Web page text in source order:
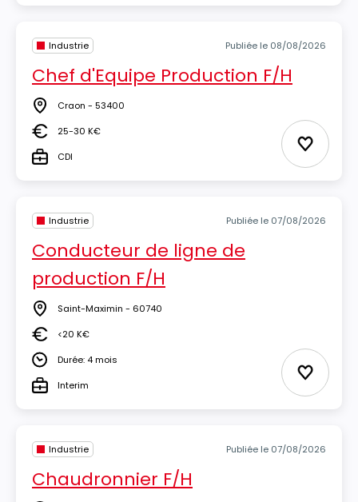
Industrie Publiée le 08/08/2026
Chef d'Equipe Production F/H
Lieu Craon - 53400
Salaire25-30 K€
TypeCDI Ajouter
Industrie Publiée le 07/08/2026
Conducteur de ligne de
production F/H
Lieu Saint-Maximin - 60740
Salaire<20 K€
DuréeDurée: 4 mois
TypeInterim Ajouter
Industrie Publiée le 07/08/2026
Chaudronnier F/H